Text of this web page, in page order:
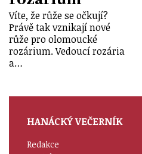
Víte, že růže se očkují?
Právě tak vznikají nové
růže pro olomoucké
rozárium. Vedoucí rozária
a…
HANÁCKÝ VEČERNÍK
Redakce